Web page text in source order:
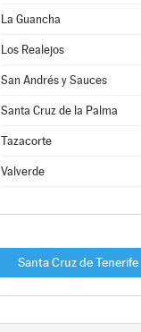
La Guancha
Los Realejos
San Andrés y Sauces
Santa Cruz de la Palma
Tazacorte
Valverde
Santa Cruz de Tenerife